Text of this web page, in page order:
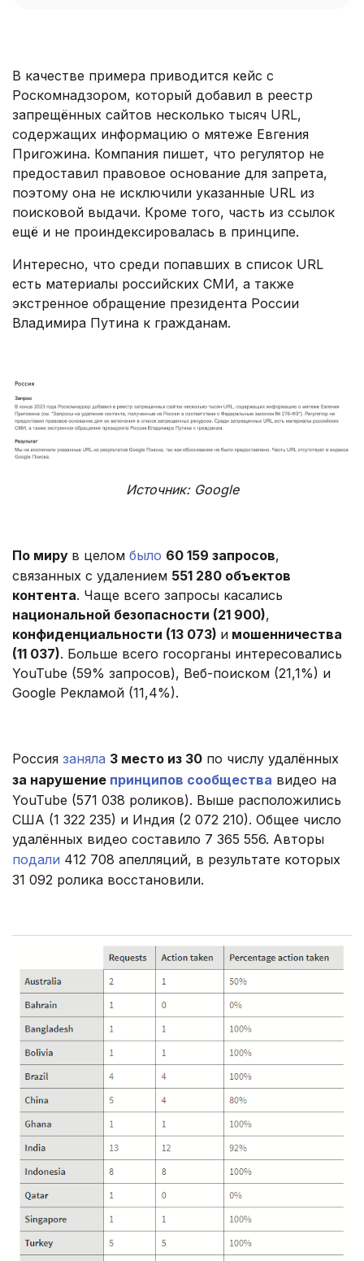
В качестве примера приводится кейс с
Роскомнадзором, который добавил в реестр
запрещённых сайтов несколько тысяч URL,
содержащих информацию о мятеже Евгения
Пригожина. Компания пишет, что регулятор не
предоставил правовое основание для запрета,
поэтому она не исключили указанные URL из
поисковой выдачи. Кроме того, часть из ссылок
ещё и не проиндексировалась в принципе.
Интересно, что среди попавших в список URL
есть материалы российских СМИ, а также
экстренное обращение президента России
Владимира Путина к гражданам.
Источник: Google
По миру в целом было 60 159 запросов,
связанных с удалением 551 280 объектов
контента. Чаще всего запросы касались
национальной безопасности (21 900),
конфиденциальности (13 073) и мошенничества
(11 037). Больше всего госорганы интересовались
YouTube (59% запросов), Веб-поиском (21,1%) и
Google Рекламой (11,4%).
Россия заняла 3 место из 30 по числу удалённых
за нарушение принципов сообщества видео на
YouTube (571 038 роликов). Выше расположились
США (1 322 235) и Индия (2 072 210). Общее число
удалённых видео составило 7 365 556. Авторы
подали 412 708 апелляций, в результате которых
31 092 ролика восстановили.